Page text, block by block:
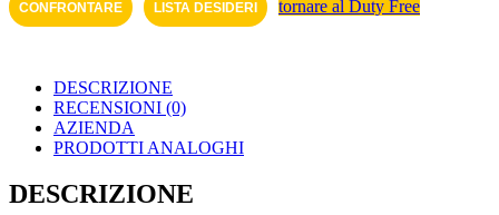
CONFRONTARE LISTA DESIDERI tornare al Duty Free
DESCRIZIONE
RECENSIONI (0)
AZIENDA
PRODOTTI ANALOGHI
DESCRIZIONE